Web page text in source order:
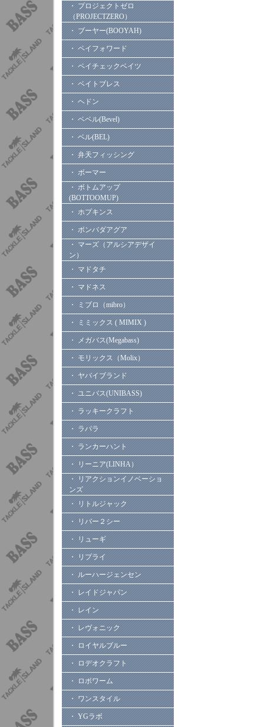
・ プロジェクトゼロ
（PROJECTZERO）
・ ブーヤー(BOOYAH)
・ ペイフォワード
・ ペイチェックベイツ
・ ベイトブレス
・ ヘドン
・ ベベル(Bevel)
・ ベル(BEL)
・ 弁天フィッシング
・ ボーマー
・ ボトムアップ
(BOTTOOMUP)
・ ホプキンス
・ ボンバダアグア
・ マーズ（アルシアデザイ
ン）
・ マドタチ
・ マドネス
・ ミブロ（mibro）
・ ミミックス ( MIMIX )
・ メガバス(Megabass)
・ モリックス（Molix）
・ ヤバイブランド
・ ユニバス(UNIBASS)
・ ラッキークラフト
・ ラパラ
・ ランカーハント
・ リーニア(LINHA）
・ リアクションイノベーショ
ンズ
・ リトルジャック
・ リバー２シー
・ リューギ
・ リプライ
・ ルーハージェンセン
・ レイドジャパン
・ レイン
・ レヴォニック
・ ロイヤルブルー
・ ロデオクラフト
・ ロボワーム
・ ワンスタイル
・ YGラボ